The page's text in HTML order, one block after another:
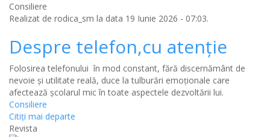
Consiliere
Realizat de rodica_sm la data 19 Iunie 2026 - 07:03.
Despre telefon,cu atenție
Folosirea telefonului în mod constant, fără discernământ de
nevoie și utilitate reală, duce la tulburări emoționale care
afectează școlarul mic în toate aspectele dezvoltării lui.
Consiliere
Citiţi mai departe
Revista